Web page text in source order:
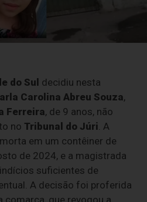
do Sul decidiu nesta
Carolina Abreu Souza,
Ferreira, de 9 anos, não
no Tribunal do Júri . A
em um contêiner de
de 2024, e a magistrada
suficientes de
A decisão foi proferida
comarca, que revogou a